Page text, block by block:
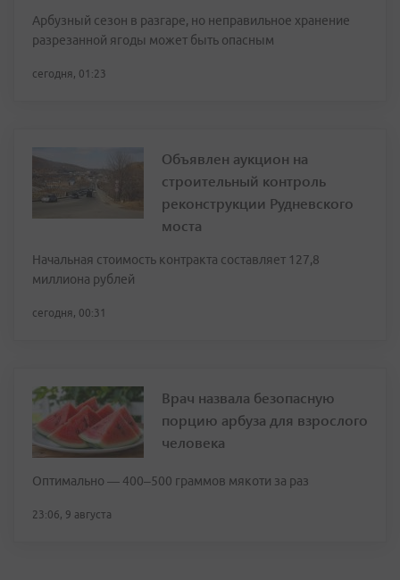
Арбузный сезон в разгаре, но неправильное хранение
разрезанной ягоды может быть опасным
сегодня, 01:23
Объявлен аукцион на
строительный контроль
реконструкции Рудневского
моста
Начальная стоимость контракта составляет 127,8
миллиона рублей
сегодня, 00:31
Врач назвала безопасную
порцию арбуза для взрослого
человека
Оптимально — 400–500 граммов мякоти за раз
23:06, 9 августа